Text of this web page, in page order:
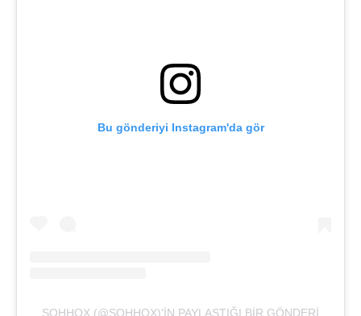
Bu gönderiyi Instagram'da gör
SOHHOX (@SOHHOX)'IN PAYLAŞTIĞI BIR GÖNDERI